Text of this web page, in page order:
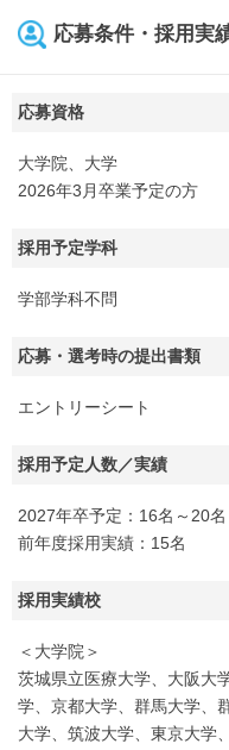
応募条件・採用実
応募資格
大学院、大学
2026年3月卒業予定の方
採用予定学科
学部学科不問
応募・選考時の提出書類
エントリーシート
採用予定人数／実績
2027年卒予定：16名～20名
前年度採用実績：15名
採用実績校
＜大学院＞
茨城県立医療大学、大阪大
学、京都大学、群馬大学、
大学、筑波大学、東京大学